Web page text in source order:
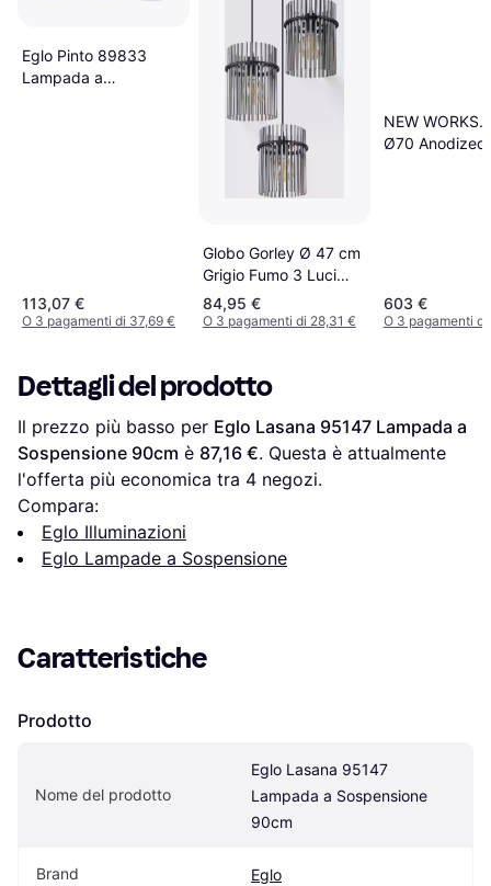
Eglo Pinto 89833
Lampada a
113,07 €
O 3 pagamenti di 37,69 €
Globo Gorley Ø 47 cm
Grigio Fumo 3 Luci
Vetro Lampada a
Sospensione
84,95 €
O 3 pagamenti di 28,31 €
NEW WORKS.
Ø70 Anodized
603 €
O 3 pagamenti
Dettagli del prodotto
Il prezzo più basso per Eglo Lasana 95147 Lampada a
Sospensione 90cm è 87,16 €. Questa è attualmente
l'offerta più economica tra 4 negozi.
Compara:
Eglo Illuminazioni
Eglo Lampade a Sospensione
Caratteristiche
Prodotto
Nome del prodotto
Eglo Lasana 95147
Lampada a Sospensione
90cm
Brand Eglo